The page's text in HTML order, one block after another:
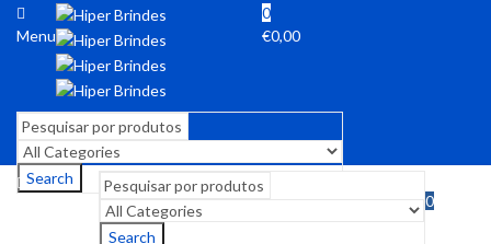
Menu
0
€0,00
Search
Search
0